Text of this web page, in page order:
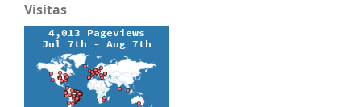
Visitas